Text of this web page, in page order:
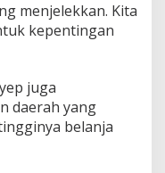
menjelekkan. Kita
kepentingan
juga
daerah yang
belanja